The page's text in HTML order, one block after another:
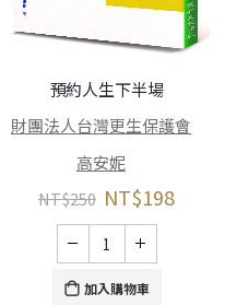
預約人生下半場
財團法人台灣更生保護會
高安妮
NT$250 NT$198
加入購物車